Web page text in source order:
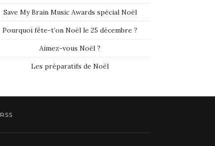
Save My Brain Music Awards spécial Noël
Pourquoi fête-t’on Noël le 25 décembre ?
Aimez-vous Noël ?
Les préparatifs de Noël
RSS